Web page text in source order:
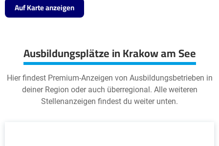
Auf Karte anzeigen
Ausbildungsplätze in Krakow am See
Hier findest Premium-Anzeigen von Ausbildungsbetrieben in
deiner Region oder auch überregional. Alle weiteren
Stellenanzeigen findest du weiter unten.